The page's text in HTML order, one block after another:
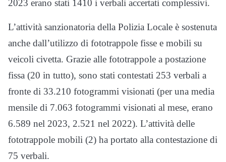
2023 erano stati 1410 i verbali accertati complessivi.
L’attività sanzionatoria della Polizia Locale è sostenuta
anche dall’utilizzo di fototrappole fisse e mobili su
veicoli civetta. Grazie alle fototrappole a postazione
fissa (20 in tutto), sono stati contestati 253 verbali a
fronte di 33.210 fotogrammi visionati (per una media
mensile di 7.063 fotogrammi visionati al mese, erano
6.589 nel 2023, 2.521 nel 2022). L’attività delle
fototrappole mobili (2) ha portato alla contestazione di
75 verbali.